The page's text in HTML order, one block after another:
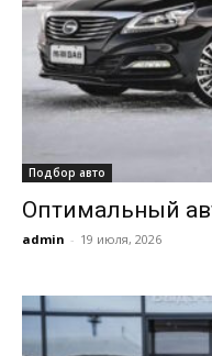
Подбор авто
Оптимальный
admin - 19 июля, 2026